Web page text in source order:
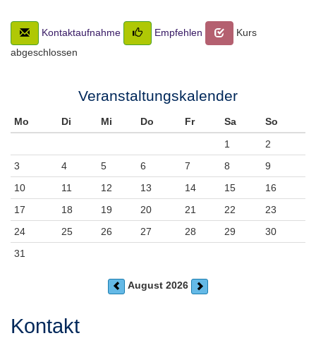
Kontaktaufnahme Empfehlen
Kurs
abgeschlossen
Veranstaltungskalender
Mo Di Mi Do Fr Sa
So
1
2
3
4 5 6 7 8
9
10
11 12 13 14 15
16
17
18 19 20 21 22
23
24
25 26 27 28 29
30
31
August 2026
Kontakt